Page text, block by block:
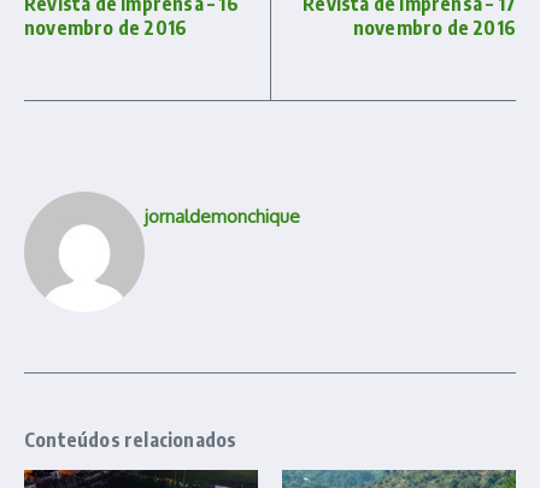
novembro de 2016
novembro de 2016
jornaldemonchique
Conteúdos relacionados